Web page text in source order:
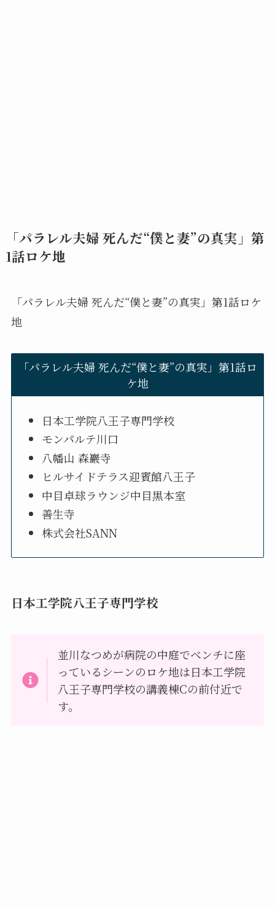
「パラレル夫婦 死んだ“僕と妻”の真実」第
1話ロケ地
「パラレル夫婦 死んだ“僕と妻”の真実」第1話ロケ
地
「パラレル夫婦 死んだ“僕と妻”の真実」第1話ロ
ケ地
日本工学院八王子専門学校
モンパルテ川口
八幡山 森巖寺
ヒルサイドテラス迎賓館八王子
中目卓球ラウンジ中目黒本室
善生寺
株式会社SANN
日本工学院八王子専門学校
並川なつめが病院の中庭でベンチに座
っているシーンのロケ地は日本工学院
八王子専門学校の講義棟Cの前付近で
す。